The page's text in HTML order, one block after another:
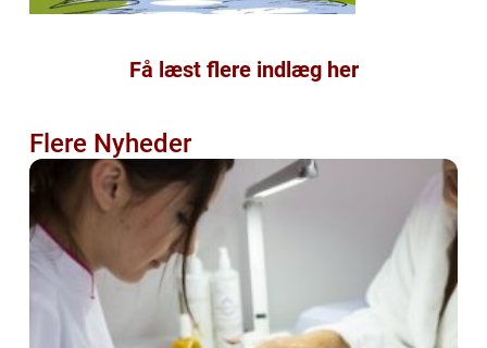
Få læst flere indlæg her
Flere Nyheder